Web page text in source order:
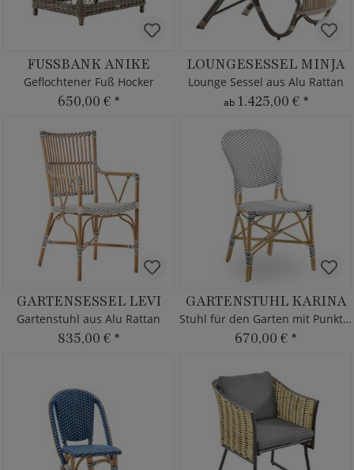
FUSSBANK ANIKE
Geflochtener Fuß Hocker
650,00 € *
LOUNGESESSEL MINJA
Lounge Sessel aus Alu Rattan
ab 1.425,00 € *
GARTENSESSEL LEVI
Gartenstuhl aus Alu Rattan
835,00 € *
GARTENSTUHL KARINA
Stuhl für den Garten mit Punkten
670,00 € *